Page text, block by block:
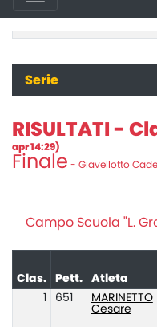
Serie
RISULTATI -
apr 14:29)
Finale - Giavellotto
Campo Scuola "L.
Clas. Pett. Atleta
651
MARINETTO
Cesare